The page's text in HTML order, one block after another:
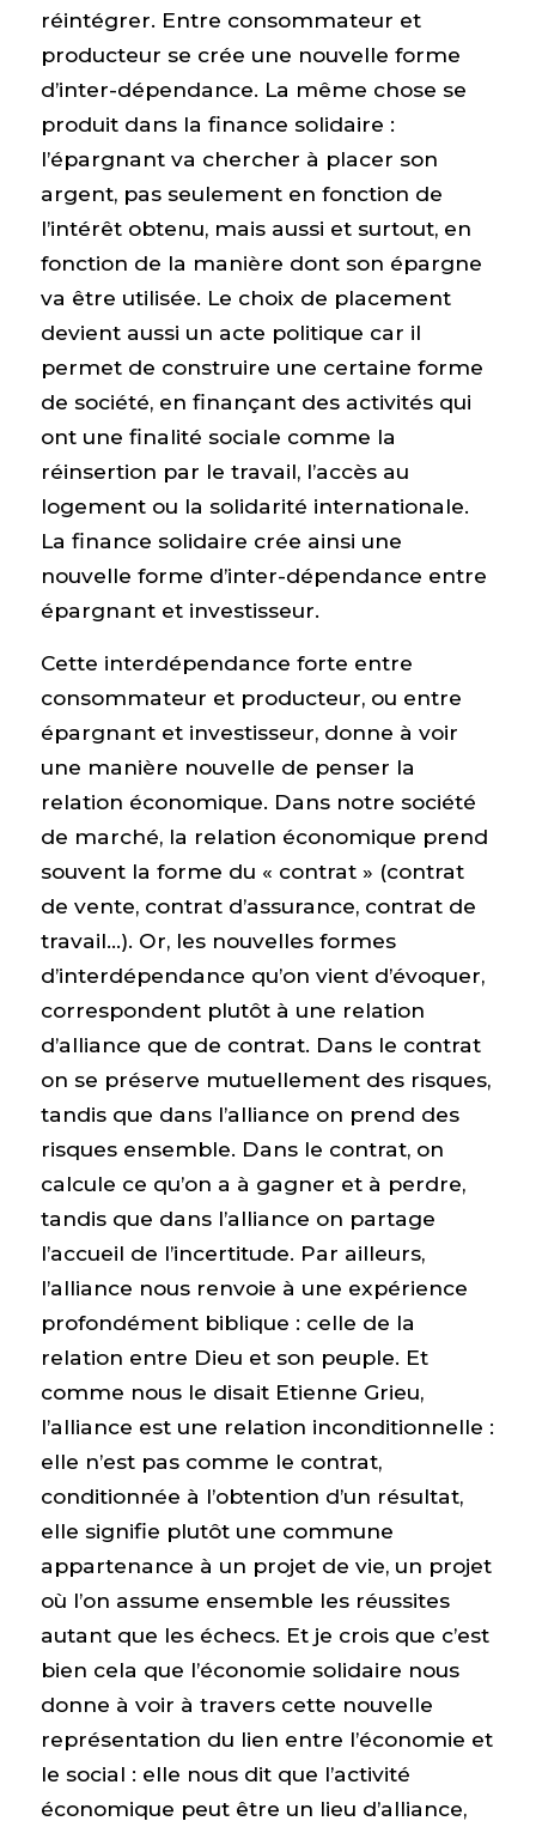
réintégrer. Entre consommateur et
producteur se crée une nouvelle forme
d’inter-dépendance. La même chose se
produit dans la finance solidaire :
l’épargnant va chercher à placer son
argent, pas seulement en fonction de
l’intérêt obtenu, mais aussi et surtout, en
fonction de la manière dont son épargne
va être utilisée. Le choix de placement
devient aussi un acte politique car il
permet de construire une certaine forme
de société, en finançant des activités qui
ont une finalité sociale comme la
réinsertion par le travail, l’accès au
logement ou la solidarité internationale.
La finance solidaire crée ainsi une
nouvelle forme d’inter-dépendance entre
épargnant et investisseur.
Cette interdépendance forte entre
consommateur et producteur, ou entre
épargnant et investisseur, donne à voir
une manière nouvelle de penser la
relation économique. Dans notre société
de marché, la relation économique prend
souvent la forme du « contrat » (contrat
de vente, contrat d’assurance, contrat de
travail…). Or, les nouvelles formes
d’interdépendance qu’on vient d’évoquer,
correspondent plutôt à une relation
d’alliance que de contrat. Dans le contrat
on se préserve mutuellement des risques,
tandis que dans l’alliance on prend des
risques ensemble. Dans le contrat, on
calcule ce qu’on a à gagner et à perdre,
tandis que dans l’alliance on partage
l’accueil de l’incertitude. Par ailleurs,
l’alliance nous renvoie à une expérience
profondément biblique : celle de la
relation entre Dieu et son peuple. Et
comme nous le disait Etienne Grieu,
l’alliance est une relation inconditionnelle :
elle n’est pas comme le contrat,
conditionnée à l’obtention d’un résultat,
elle signifie plutôt une commune
appartenance à un projet de vie, un projet
où l’on assume ensemble les réussites
autant que les échecs. Et je crois que c’est
bien cela que l’économie solidaire nous
donne à voir à travers cette nouvelle
représentation du lien entre l’économie et
le social : elle nous dit que l’activité
économique peut être un lieu d’alliance,